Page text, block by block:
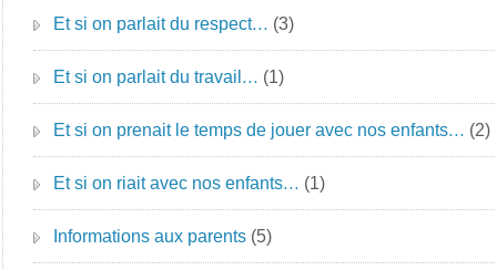
Et si on parlait du respect… (3)
Et si on parlait du travail… (1)
Et si on prenait le temps de jouer avec nos enfants… (2)
Et si on riait avec nos enfants… (1)
Informations aux parents (5)